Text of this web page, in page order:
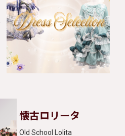
懐古ロリータ
Old School Lolita